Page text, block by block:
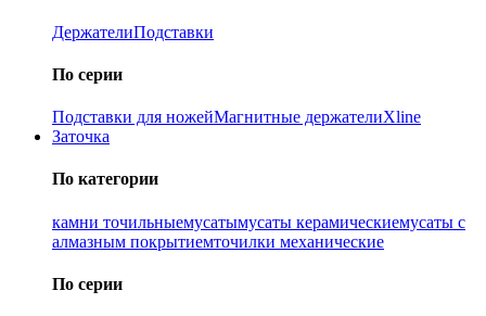
ДержателиПодставки
По серии
Подставки для ножейМагнитные держателиXline
Заточка
По категории
камни точильныемусатымусаты керамическиемусаты с
алмазным покрытиемточилки механические
По серии